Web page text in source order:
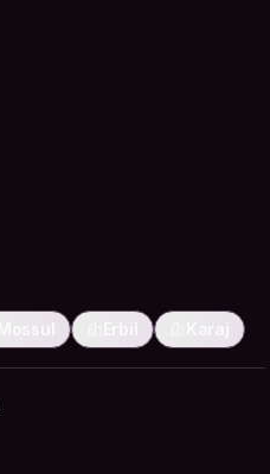
Mossul Erbil Karaj